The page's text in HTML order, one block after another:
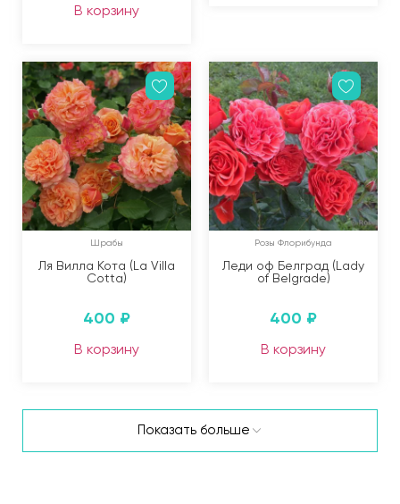
В корзину
Шрабы
Ля Вилла Кота (La Villa
Cotta)
400 ₽
В корзину
Розы Флорибунда
Леди оф Белград (Lady
of Belgrade)
400 ₽
В корзину
Показать больше